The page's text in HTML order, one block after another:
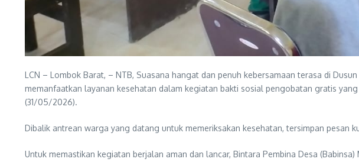
LCN – Lombok Barat, – NTB, Suasana hangat dan penuh kebersamaan terasa di
memanfaatkan layanan kesehatan dalam kegiatan bakti sosial pengobatan gratis
(31/05/2026).
Dibalik antrean warga yang datang untuk memeriksakan kesehatan, tersimpan
Untuk memastikan kegiatan berjalan aman dan lancar, Bintara Pembina Desa